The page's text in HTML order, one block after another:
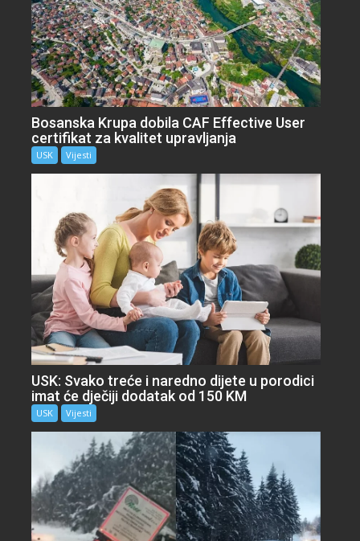
Bosanska Krupa dobila CAF Effective User
certifikat za kvalitet upravljanja
USK Vijesti
USK: Svako treće i naredno dijete u porodici
imat će dječiji dodatak od 150 KM
USK Vijesti